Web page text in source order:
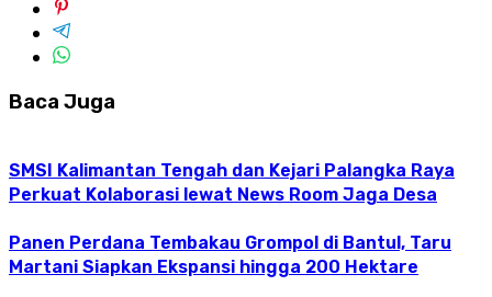
Baca Juga
SMSI Kalimantan Tengah dan Kejari Palangka Raya
Perkuat Kolaborasi lewat News Room Jaga Desa
Panen Perdana Tembakau Grompol di Bantul, Taru
Martani Siapkan Ekspansi hingga 200 Hektare